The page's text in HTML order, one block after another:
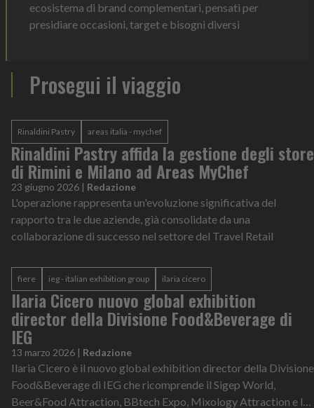
ecosistema di brand complementari, pensati per
presidiare occasioni, target e bisogni diversi
Prosegui il viaggio
Rinaldini Pastry areas italia - mychef
Rinaldini Pastry affida la gestione degli store
di Rimini e Milano ad Areas MyChef
23 giugno 2026 | Redazione
L'operazione rappresenta un'evoluzione significativa del
rapporto tra le due aziende, già consolidate da una
collaborazione di successo nel settore del Travel Retail
fiere ieg - italian exhibition group ilaria cicero
Ilaria Cicero nuovo global exhibition
director della Divisione Food&Beverage di
IEG
13 marzo 2026 | Redazione
Ilaria Cicero è il nuovo global exhibition director della Divisione
Food&Beverage di IEG che ricomprende il Sigep World,
Beer&Food Attraction, BBtech Expo, Mixology Attraction e le